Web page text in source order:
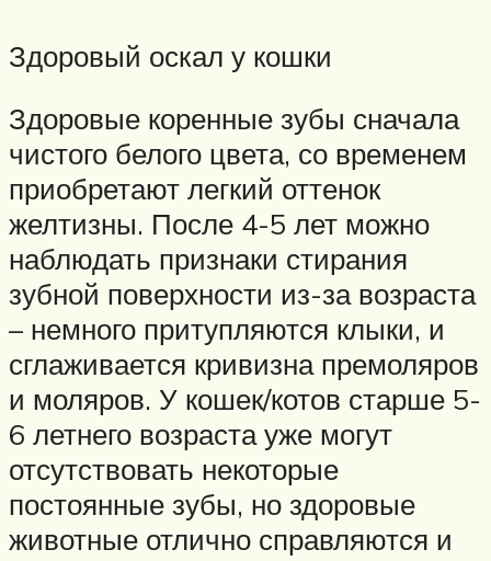
Здоровый оскал у кошки
Здоровые коренные зубы сначала
чистого белого цвета, со временем
приобретают легкий оттенок
желтизны. После 4-5 лет можно
наблюдать признаки стирания
зубной поверхности из-за возраста
– немного притупляются клыки, и
сглаживается кривизна премоляров
и моляров. У кошек/котов старше 5-
6 летнего возраста уже могут
отсутствовать некоторые
постоянные зубы, но здоровые
животные отлично справляются и